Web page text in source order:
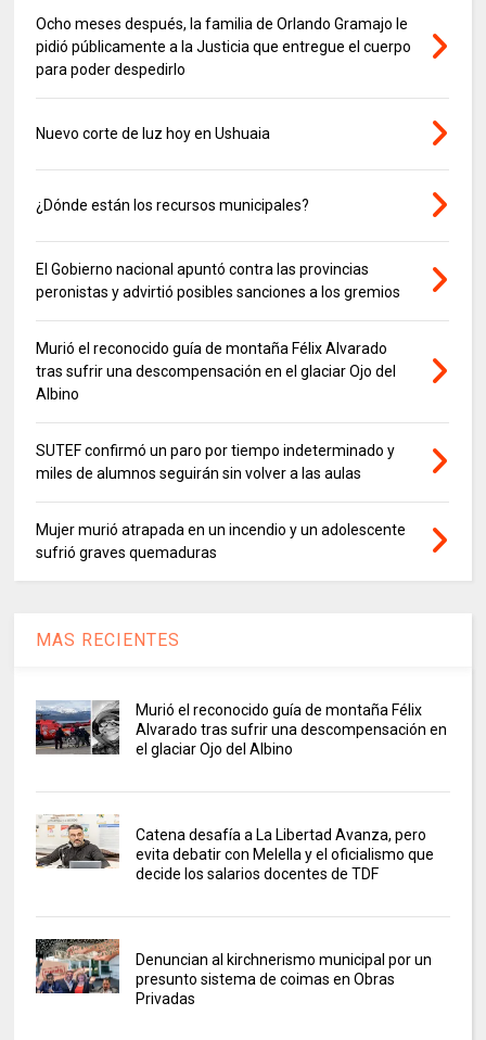
Ocho meses después, la familia de Orlando Gramajo le
pidió públicamente a la Justicia que entregue el cuerpo
para poder despedirlo
Nuevo corte de luz hoy en Ushuaia
¿Dónde están los recursos municipales?
El Gobierno nacional apuntó contra las provincias
peronistas y advirtió posibles sanciones a los gremios
Murió el reconocido guía de montaña Félix Alvarado
tras sufrir una descompensación en el glaciar Ojo del
Albino
SUTEF confirmó un paro por tiempo indeterminado y
miles de alumnos seguirán sin volver a las aulas
Mujer murió atrapada en un incendio y un adolescente
sufrió graves quemaduras
MAS RECIENTES
Murió el reconocido guía de montaña Félix
Alvarado tras sufrir una descompensación en
el glaciar Ojo del Albino
Catena desafía a La Libertad Avanza, pero
evita debatir con Melella y el oficialismo que
decide los salarios docentes de TDF
Denuncian al kirchnerismo municipal por un
presunto sistema de coimas en Obras
Privadas